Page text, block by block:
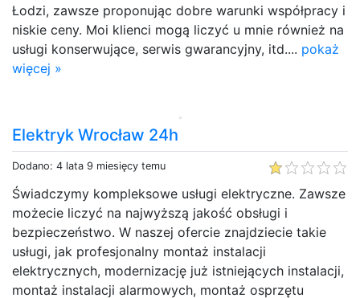
Łodzi, zawsze proponując dobre warunki współpracy i
niskie ceny. Moi klienci mogą liczyć u mnie również na
usługi konserwujące, serwis gwarancyjny, itd.... pokaż
więcej »
Elektryk Wrocław 24h
Dodano: 4 lata 9 miesięcy temu
Świadczymy kompleksowe usługi elektryczne. Zawsze
możecie liczyć na najwyższą jakość obsługi i
bezpieczeństwo. W naszej ofercie znajdziecie takie
usługi, jak profesjonalny montaż instalacji
elektrycznych, modernizację już istniejących instalacji,
montaż instalacji alarmowych, montaż osprzętu